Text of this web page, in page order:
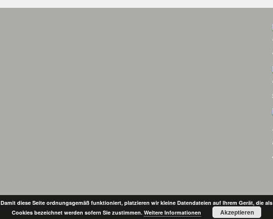
Damit diese Seite ordnungsgemäß funktioniert, platzieren wir kleine Datendateien auf Ihrem Gerät, die als
Cookies bezeichnet werden sofern Sie zustimmen. Weitere Informationen Akzeptieren